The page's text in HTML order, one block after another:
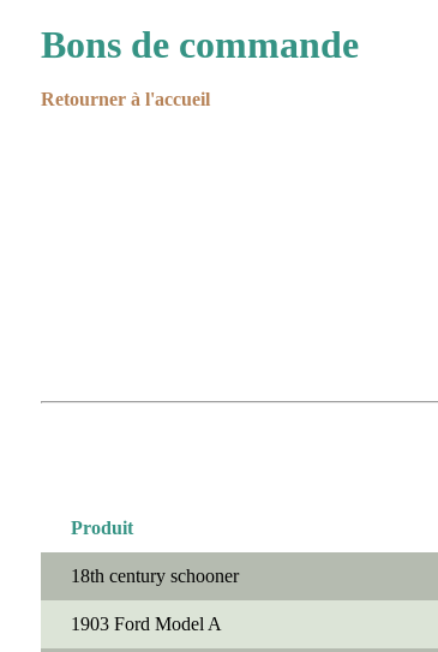
Bons de commande
Retourner à l'accueil
Produit
18th century schooner
1903 Ford Model A